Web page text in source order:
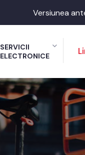
Versiunea
SERVICII
ELECTRONICE